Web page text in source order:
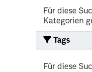
Für diese
Kategorien
Tags
Für diese